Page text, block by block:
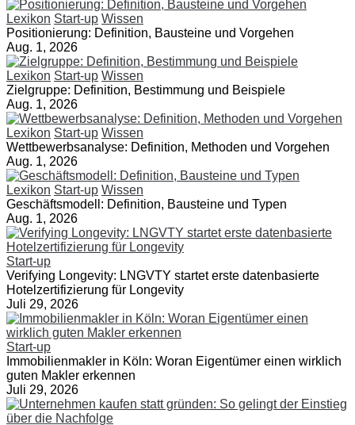
Lexikon Start-up Wissen
Positionierung: Definition, Bausteine und Vorgehen
Aug. 1, 2026
Lexikon Start-up Wissen
Zielgruppe: Definition, Bestimmung und Beispiele
Aug. 1, 2026
Lexikon Start-up Wissen
Wettbewerbsanalyse: Definition, Methoden und Vorgehen
Aug. 1, 2026
Lexikon Start-up Wissen
Geschäftsmodell: Definition, Bausteine und Typen
Aug. 1, 2026
Start-up
Verifying Longevity: LNGVTY startet erste datenbasierte
Hotelzertifizierung für Longevity
Juli 29, 2026
Start-up
Immobilienmakler in Köln: Woran Eigentümer einen wirklich
guten Makler erkennen
Juli 29, 2026